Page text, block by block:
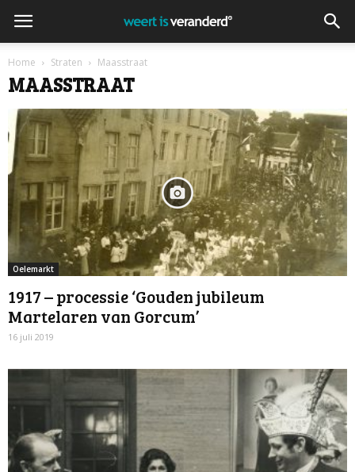
Home Straten Maasstraat
MAASSTRAAT
Oelemarkt
1917 – processie ‘Gouden jubileum
Martelaren van Gorcum’
16 juli 2019